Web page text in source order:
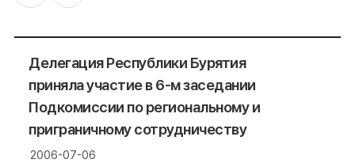
Делегация Республики Бурятия
приняла участие в 6-м заседании
Подкомиссии по региональному и
приграничному сотрудничеству
2006-07-06